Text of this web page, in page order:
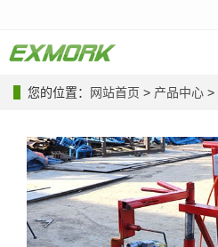
您的位置：
网站首页 > 产品中心 >